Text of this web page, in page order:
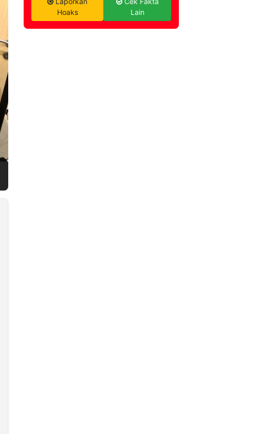
Hoaks
Lain